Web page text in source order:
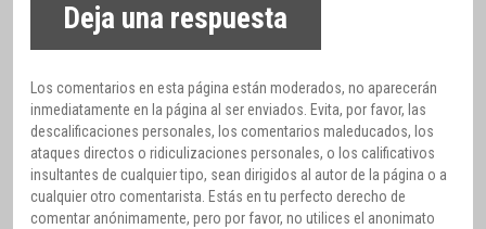
Deja una respuesta
Los comentarios en esta página están moderados, no aparecerán
inmediatamente en la página al ser enviados. Evita, por favor, las
descalificaciones personales, los comentarios maleducados, los
ataques directos o ridiculizaciones personales, o los calificativos
insultantes de cualquier tipo, sean dirigidos al autor de la página o a
cualquier otro comentarista. Estás en tu perfecto derecho de
comentar anónimamente, pero por favor, no utilices el anonimato